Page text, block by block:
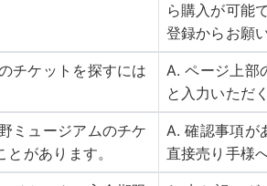
ら購入が可能
登録からお願
チケットを探すには
A. ページ上部
と入力いただ
ミュージアムのチケ
があります。
A. 確認事項が
直接売り手様